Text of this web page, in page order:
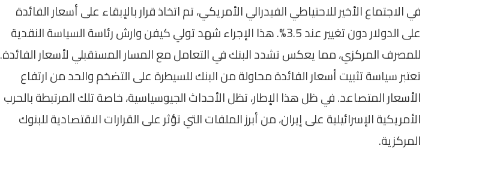
في الاجتماع الأخير للاحتياطي الفيدرالي الأمريكي، تم اتخاذ قرار بالإبقاء على أسعار الفائدة
على الدولار دون تغيير عند 3.5%. هذا الإجراء شهد تولي كيفن وارش رئاسة السياسة النقدية
للمصرف المركزي، مما يعكس تشدد البنك في التعامل مع المسار المستقبلي لأسعار الفائدة.
تعتبر سياسة تثبيت أسعار الفائدة محاولة من البنك للسيطرة على التضخم والحد من ارتفاع
الأسعار المتصاعد. في ظل هذا الإطار، تظل الأحداث الجيوسياسية، خاصة تلك المرتبطة بالحرب
الأمريكية الإسرائيلية على إيران، من أبرز الملفات التي تؤثر على القرارات الاقتصادية للبنوك
المركزية.